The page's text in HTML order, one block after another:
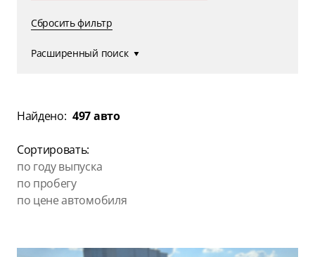
Сбросить фильтр
Расширенный поиск
Найдено: 497 авто
Сортировать:
по году выпуска
по пробегу
по цене автомобиля